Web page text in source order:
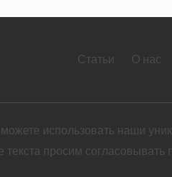
Статьи О нас
использовать наши
текста просим согласовывать